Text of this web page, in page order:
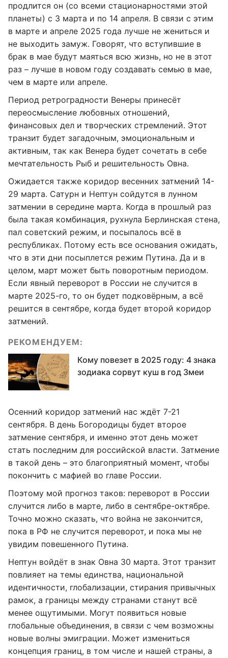
продлится он (со всеми стационарностями этой
планеты) с 3 марта и по 14 апреля. В связи с этим
в марте и апреле 2025 года лучше не жениться и
не выходить замуж. Говорят, что вступившие в
брак в мае будут маяться всю жизнь, но не в этот
раз – лучше в новом году создавать семью в мае,
чем в марте или апреле.
Период ретроградности Венеры принесёт
переосмысление любовных отношений,
финансовых дел и творческих стремлений. Этот
транзит будет загадочным, эмоциональным и
активным, так как Венера будет сочетать в себе
мечтательность Рыб и решительность Овна.
Ожидается также коридор весенних затмений 14-
29 марта. Сатурн и Нептун сойдутся в лунном
затмении в середине марта. Когда в прошлый раз
была такая комбинация, рухнула Берлинская стена,
пал советский режим, и посыпалось всё в
республиках. Потому есть все основания ожидать,
что в эти дни посыплется режим Путина. Да и в
целом, март может быть поворотным периодом.
Если явный переворот в России не случится в
марте 2025-го, то он будет подковёрным, а всё
решится в сентябре, когда будет второй коридор
затмений.
РЕКОМЕНДУЕМ:
Кому повезет в 2025 году: 4 знака
зодиака сорвут куш в год Змеи
Осенний коридор затмений нас ждёт 7-21
сентября. В день Богородицы будет второе
затмение сентября, и именно этот день может
стать последним для российской власти. Затмение
в такой день – это благоприятный момент, чтобы
покончить с мафией во главе России.
Поэтому мой прогноз таков: переворот в России
случится либо в марте, либо в сентябре-октябре.
Точно можно сказать, что война не закончится,
пока в РФ не случится переворот, и пока мы не
увидим повешенного Путина.
Нептун войдёт в знак Овна 30 марта. Этот транзит
повлияет на темы единства, национальной
идентичности, глобализации, стирания привычных
рамок, а границы между странами станут всё
менее ощутимыми. Могут появиться новые
глобальные объединения, в связи с чем возможны
новые волны эмиграции. Может измениться
концепция границ, в том числе и нашей страны, а